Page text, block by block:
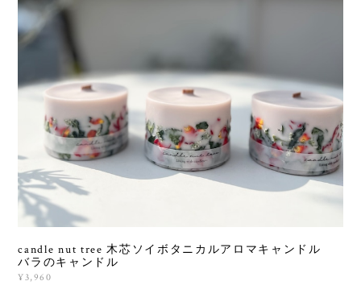
candle nut tree 木芯ソイボタニカルアロマキャンドル
バラのキャンドル
¥3,960